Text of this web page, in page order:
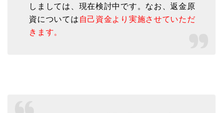
しましては、現在検討中です。なお、返金原
資については 自己資金より実施させていただ
きます。